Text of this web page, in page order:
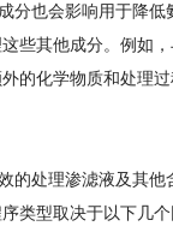
也会影响用于降低
些其他成分。例如
的化学物质和处理
处理渗滤液及其他
类型取决于以下几